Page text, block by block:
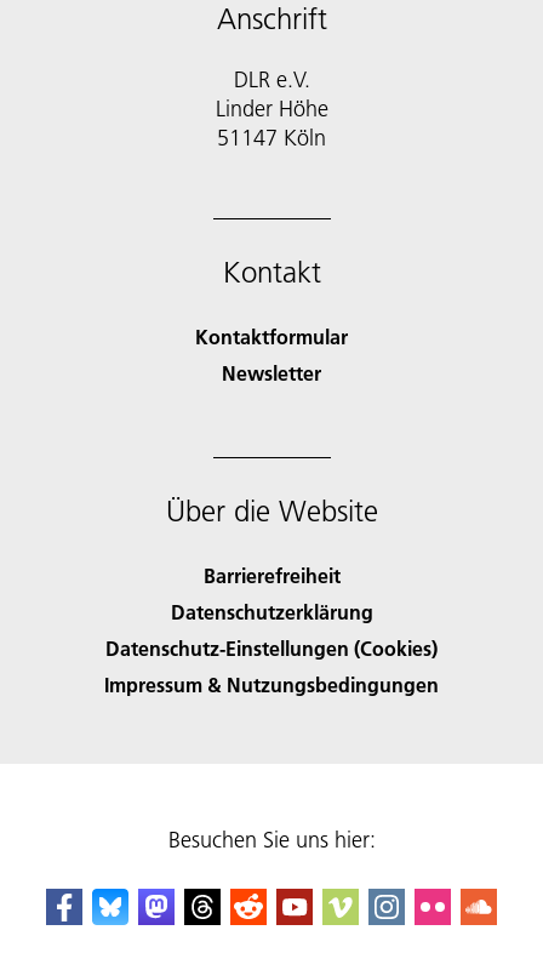
Anschrift
DLR e.V.
Linder Höhe
51147 Köln
Kontakt
Kontaktformular
Newsletter
Über die Website
Barrierefreiheit
Datenschutzerklärung
Datenschutz-Einstellungen (Cookies)
Impressum & Nutzungsbedingungen
Besuchen Sie uns hier: